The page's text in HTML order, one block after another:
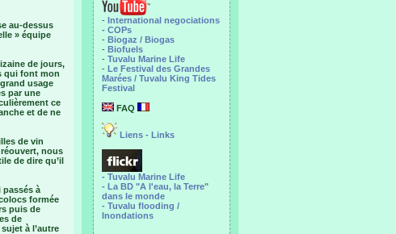
- International negociations
- COPs
- Biogaz / Biogas
- Biofuels
- Tuvalu Marine Life
- Le Festival des Grandes
Marées / Tuvalu King Tides
Festival
FAQ
Liens - Links
- Tuvalu Marine Life
- La BD "A l'eau, la Terre"
dans le monde
- Tuvalu flooding /
Inondations
au-dessus
» équipe
de jours,
qui font mon
usage
par une
ce
et de ne
de vin
nous
de dire qu’il
passés à
formée
puis de
de
à l’autre